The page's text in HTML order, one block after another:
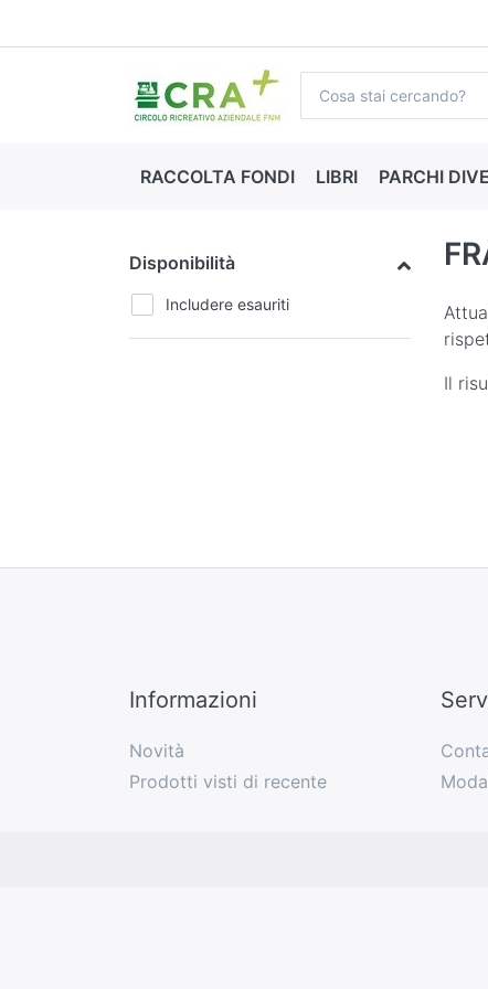
RACCOLTA FONDI LIBRI PARCHI
Disponibilità
Includere esauriti
Il
Informazioni
Novità
Prodotti visti di recente